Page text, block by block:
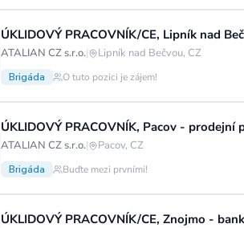
ÚKLIDOVÝ PRACOVNÍK/CE, Lipník nad
ATALIAN CZ s.r.o.| Lipník nad Bečvou, CZ
Brigáda O tuto pozici je zájem!
ÚKLIDOVÝ PRACOVNÍK, Pacov -
ATALIAN CZ s.r.o.| Pacov, CZ
Brigáda Buďte mezi prvními!
ÚKLIDOVÝ PRACOVNÍK/CE, Znojmo -